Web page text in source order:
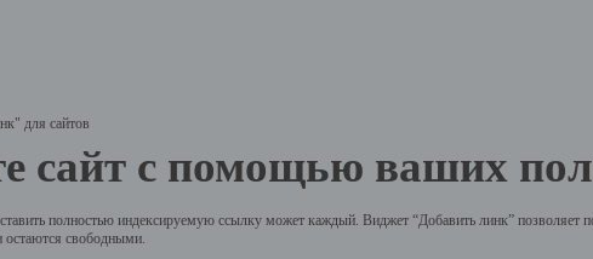
для сайтов
сайт с помощью ваших
полностью индексируемую ссылку может каждый. Виджет “Добавить линк” позволяет
остаются свободными.